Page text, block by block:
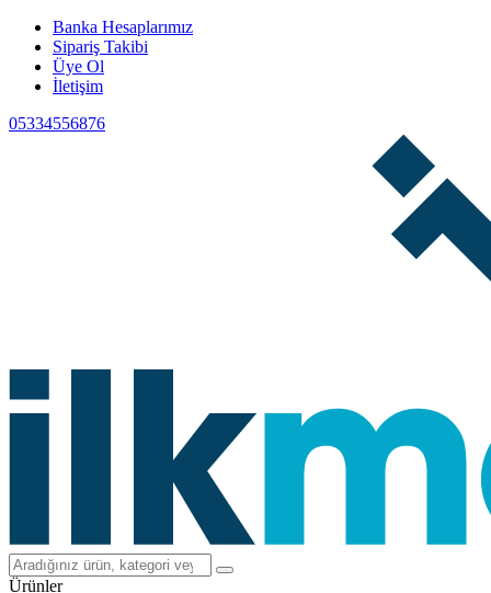
Banka Hesaplarımız
Sipariş Takibi
Üye Ol
İletişim
05334556876
Ürünler